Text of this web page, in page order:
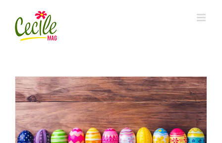
content